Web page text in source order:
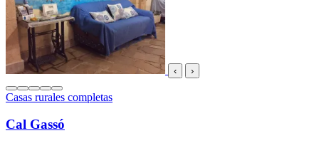
‹ ›
Casas rurales completas
Cal Gassó